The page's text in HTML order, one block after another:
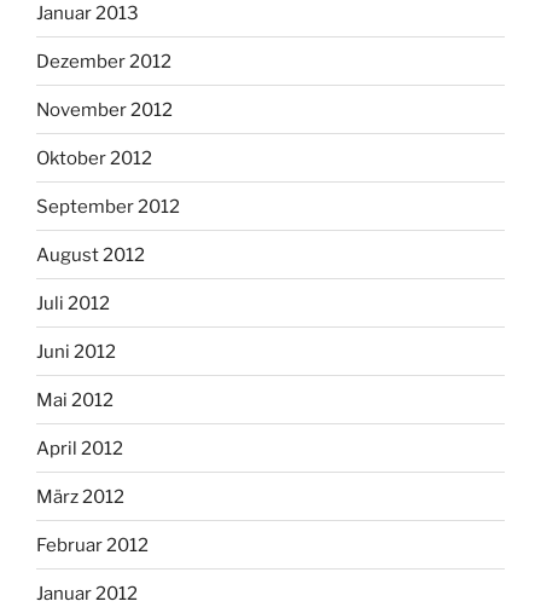
Januar 2013
Dezember 2012
November 2012
Oktober 2012
September 2012
August 2012
Juli 2012
Juni 2012
Mai 2012
April 2012
März 2012
Februar 2012
Januar 2012